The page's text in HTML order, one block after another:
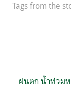
Tags from the
เรื่อง
ฝนตก น้ำท่วม